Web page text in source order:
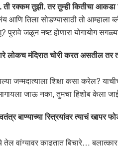
रक्कम तुझी. तर तुम्ही कितीचा
आणि तिला सोडण्यासाठी तो
जळून नष्ट होणारा योगायोग
मंदिरात चोरी करत असतील तर
जन्मदात्याला शिक्षा कसा करेल?
जाऊ नका, तुमचा हिशोब केला
बाण्याच्या स्त्रियांवर त्याचं खापर
तेल वांग्यावर काढतात बिचारे…